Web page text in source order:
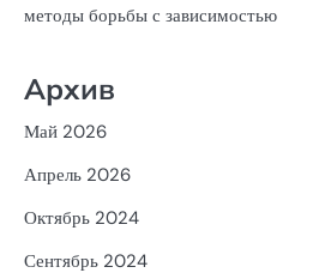
методы борьбы с зависимостью
Архив
Май 2026
Апрель 2026
Октябрь 2024
Сентябрь 2024